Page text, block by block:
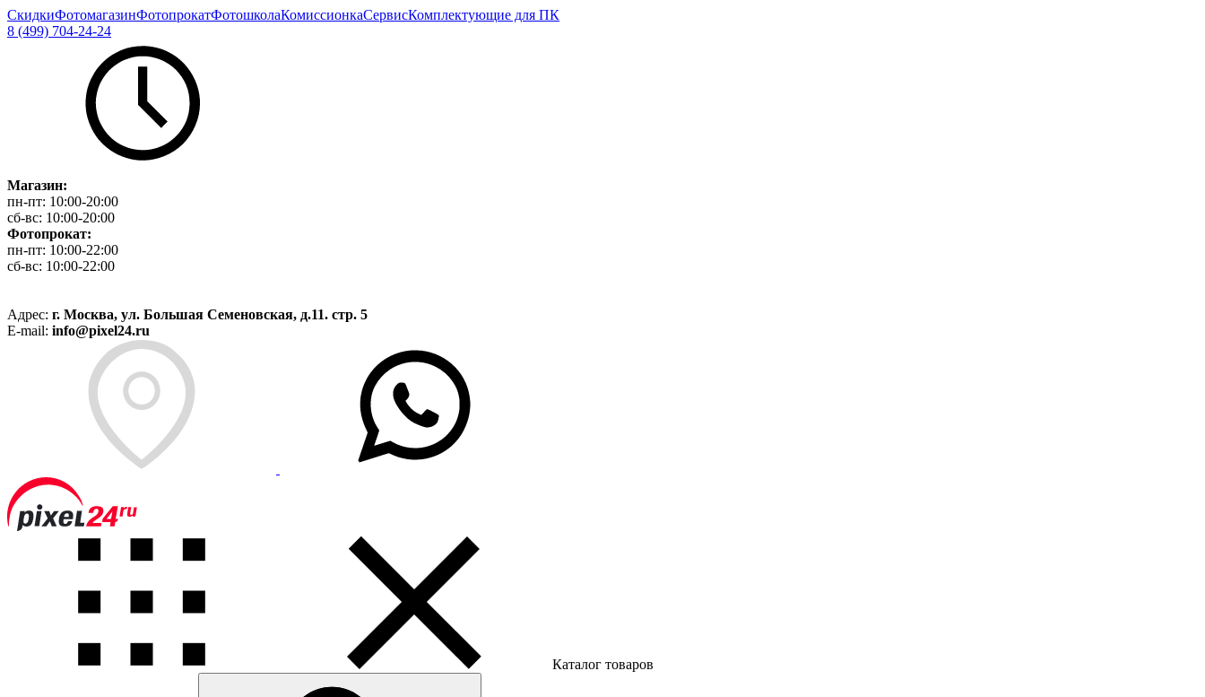
СкидкиФотомагазинФотопрокатФотошколаКомиссионкаСервисКомплектующие для ПК
8 (499) 704-24-24
Магазин:
пн-пт: 10:00-20:00
сб-вс: 10:00-20:00
Фотопрокат:
пн-пт: 10:00-22:00
сб-вс: 10:00-22:00
Адрес: г. Москва, ул. Большая Семеновская, д.11. стр. 5
E-mail: info@pixel24.ru
Каталог товаров